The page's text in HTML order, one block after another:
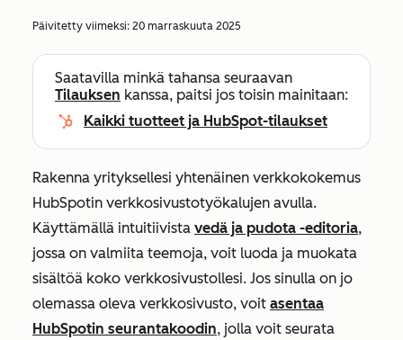
Päivitetty viimeksi: 20 marraskuuta 2025
Saatavilla minkä tahansa seuraavan
Tilauksen kanssa, paitsi jos toisin mainitaan:
Kaikki tuotteet ja HubSpot-tilaukset
Rakenna yrityksellesi yhtenäinen verkkokokemus
HubSpotin verkkosivustotyökalujen avulla.
Käyttämällä intuitiivista vedä ja pudota -editoria,
jossa on valmiita teemoja, voit luoda ja muokata
sisältöä koko verkkosivustollesi. Jos sinulla on jo
olemassa oleva verkkosivusto, voit asentaa
HubSpotin seurantakoodin, jolla voit seurata